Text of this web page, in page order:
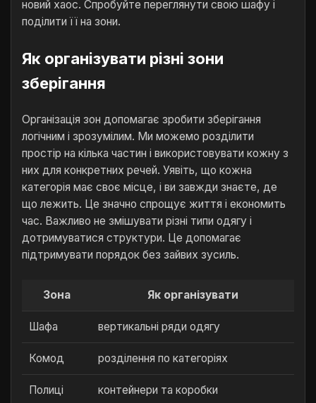
новий хаос. Спробуйте переглянути свою шафу і
поділити її на зони.
Як організувати різні зони
зберігання
Організація зон допомагає зробити зберігання
логічним і зрозумілим. Ми можемо розділити
простір на кілька частин і використовувати кожну з
них для конкретних речей. Уявіть, що кожна
категорія має своє місце, і ви завжди знаєте, де
що лежить. Це значно спрощує життя і економить
час. Важливо не змішувати різні типи одягу і
дотримуватися структури. Це допомагає
підтримувати порядок без зайвих зусиль.
Зона Як організувати
Шафа вертикальні ряди одягу
Комод розділення по категоріях
Полиці контейнери та коробки